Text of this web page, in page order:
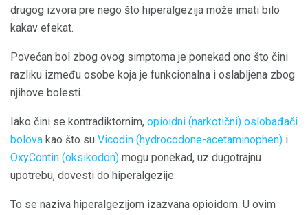
drugog izvora pre nego što hiperalgezija može imati bilo
kakav efekat.
Povećan bol zbog ovog simptoma je ponekad ono što čini
razliku između osobe koja je funkcionalna i oslabljena zbog
njihove bolesti.
Iako čini se kontradiktornim, opioidni (narkotični) oslobađači
bolova kao što su Vicodin (hydrocodone-acetaminophen) i
OxyContin (oksikodon) mogu ponekad, uz dugotrajnu
upotrebu, dovesti do hiperalgezije.
To se naziva hiperalgezijom izazvana opioidom. U ovim